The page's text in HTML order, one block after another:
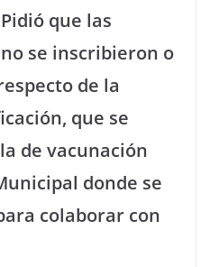
que las
se inscribieron o
de la
que se
de vacunación
donde se
colaborar con